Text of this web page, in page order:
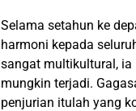
Selama setahun ke
harmoni kepada
sangat multikultural,
mungkin terjadi.
penjurian itulah yang